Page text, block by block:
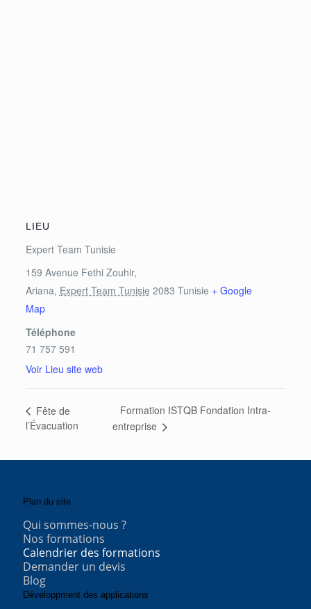
LIEU
Expert Team Tunisie
159 Avenue Fethi Zouhir,
Ariana, Expert Team Tunisie 2083 Tunisie + Google
Map
Téléphone
71 757 591
Voir Lieu site web
Fête de
l’Évacuation
Formation ISTQB Fondation Intra-
entreprise
Plan du site
Qui sommes-nous ?
Nos formations
Calendrier des formations
Demander un devis
Blog
Développment des applications